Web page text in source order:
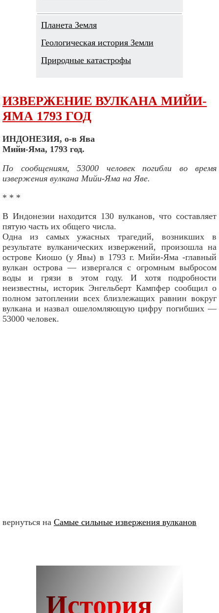
Планета Земля
Геологическая история Земли
Природные катастрофы
ИЗВЕРЖЕНИЕ ВУЛКАНА МИЙИ-
ЯМА 1793 ГОД
ИНДОНЕЗИЯ, о-в Ява
Мийи-Яма, 1793 год.
По сообщениям, 53000 человек погибли во время
извержения вулкана Мийи-Яма на Яве.
* * *
В Индонезии находится 130 вулканов, что составляет
пятую часть их общего числа.
Одна из самых ужасных трагедий, возникших в
результате вулканических извержений, произошла на
острове Киошо (у Явы) в 1793 г. Мийи-Яма -главный
вулкан острова — извергался с огромным выбросом
воды и грязи в этом году. И хотя подробности
неизвестны, историк Энгельберт Кампфер сообщил о
полном затоплении всех близлежащих равнин вокруг
вулкана и назвал ошеломляющую цифру погибших —
53000 человек.
вернуться на Самые сильные извержения вулканов